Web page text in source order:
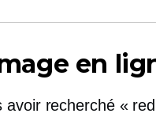
en
recherché «